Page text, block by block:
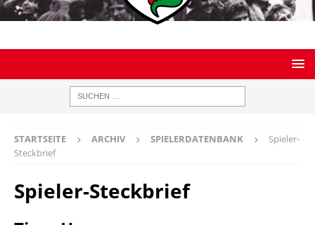
STARTSEITE ARCHIV SPIELERDATENBANK
Spieler-
Steckbrief
Spieler-Steckbrief